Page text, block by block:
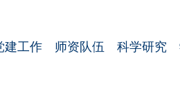
建工作 师资队伍 科学研究